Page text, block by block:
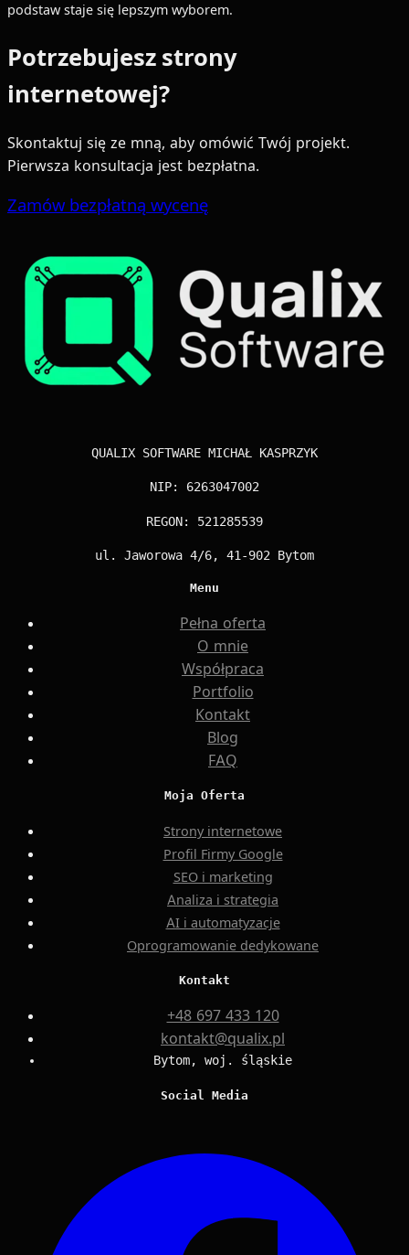
podstaw staje się lepszym wyborem.
Potrzebujesz strony
internetowej?
Skontaktuj się ze mną, aby omówić Twój projekt.
Pierwsza konsultacja jest bezpłatna.
Zamów bezpłatną wycenę
QUALIX SOFTWARE MICHAŁ KASPRZYK
NIP: 6263047002
REGON: 521285539
ul. Jaworowa 4/6, 41-902 Bytom
Menu
Pełna oferta
O mnie
Współpraca
Portfolio
Kontakt
Blog
FAQ
Moja Oferta
Strony internetowe
Profil Firmy Google
SEO i marketing
Analiza i strategia
AI i automatyzacje
Oprogramowanie dedykowane
Kontakt
+48 697 433 120
kontakt@qualix.pl
Bytom, woj. śląskie
Social Media